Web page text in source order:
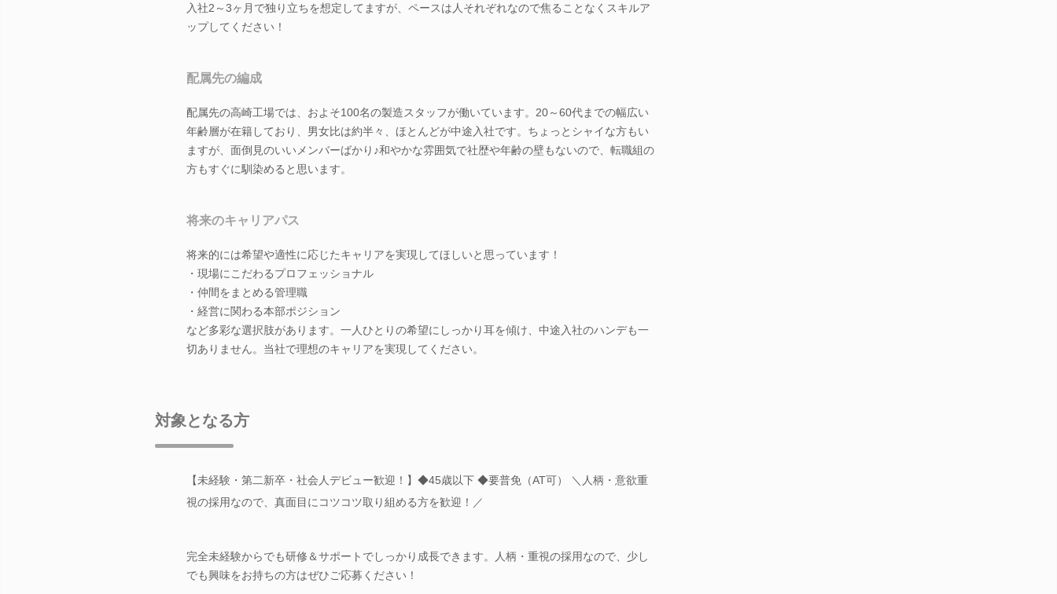
入社2～3ヶ月で独り立ちを想定してますが、ペースは人それぞれなので焦ることなくスキルア
ップしてください！
配属先の編成
配属先の高崎工場では、およそ100名の製造スタッフが働いています。20～60代までの幅広い
年齢層が在籍しており、男女比は約半々、ほとんどが中途入社です。ちょっとシャイな方もい
ますが、面倒見のいいメンバーばかり♪和やかな雰囲気で社歴や年齢の壁もないので、転職組の
方もすぐに馴染めると思います。
将来のキャリアパス
将来的には希望や適性に応じたキャリアを実現してほしいと思っています！
・現場にこだわるプロフェッショナル
・仲間をまとめる管理職
・経営に関わる本部ポジション
など多彩な選択肢があります。一人ひとりの希望にしっかり耳を傾け、中途入社のハンデも一
切ありません。当社で理想のキャリアを実現してください。
対象となる方
【未経験・第二新卒・社会人デビュー歓迎！】◆45歳以下 ◆要普免（AT可） ＼人柄・意欲重
視の採用なので、真面目にコツコツ取り組める方を歓迎！／
完全未経験からでも研修＆サポートでしっかり成長できます。人柄・重視の採用なので、少し
でも興味をお持ちの方はぜひご応募ください！